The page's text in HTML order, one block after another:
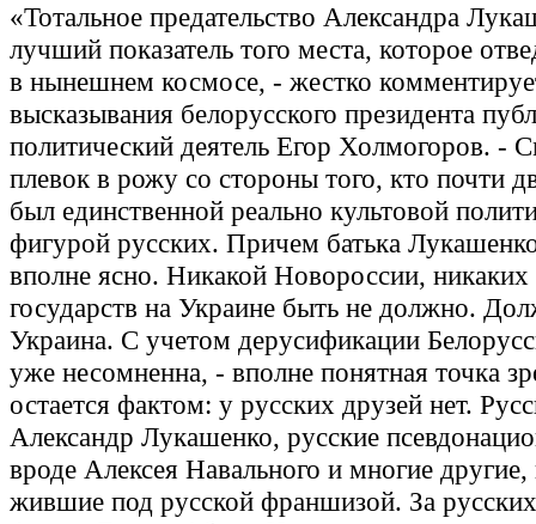
«Тотальное предательство Александра
лучший показатель того места, которое
в нынешнем космосе, - жестко
высказывания белорусского президента
политический деятель Егор Холмогоров. -
плевок в рожу со стороны того, кто почти
был единственной реально культовой
фигурой русских. Причем батька
вполне ясно. Никакой Новороссии, никаких
государств на Украине быть не должно.
Украина. С учетом дерусификации
уже несомненна, - вполне понятная точка
остается фактом: у русских друзей нет.
Александр Лукашенко, русские
вроде Алексея Навального и многие другие,
жившие под русской франшизой. За